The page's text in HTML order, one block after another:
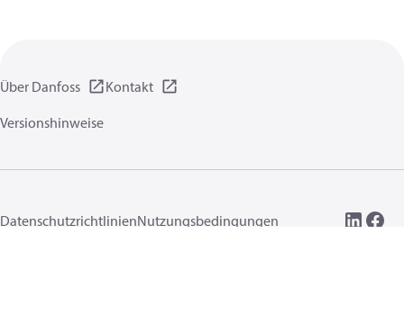
Über Danfoss
Kontakt
Versionshinweise
DatenschutzrichtlinienNutzungsbedingungen